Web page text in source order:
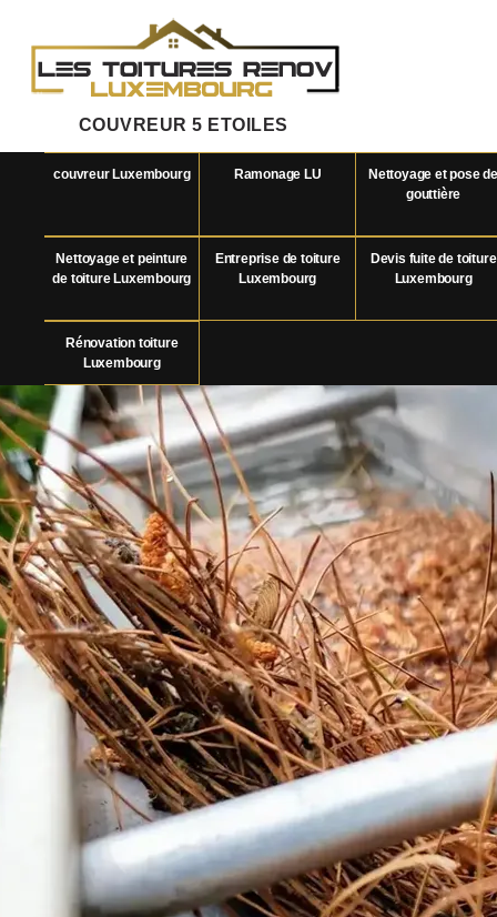
COUVREUR 5 ETOILES
couvreur Luxembourg Ramonage LU
Nettoyage et pose de
gouttière
Nettoyage et peinture
de toiture Luxembourg
Entreprise de toiture
Luxembourg
Devis fuite de toiture
Luxembourg
Rénovation toiture
Luxembourg